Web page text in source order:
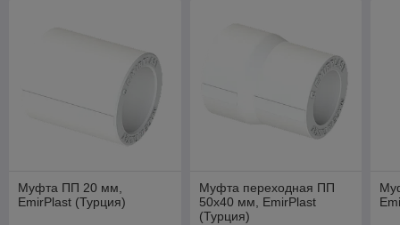
Муфта ПП 20 мм,
EmirPlast (Турция)
Муфта переходная ПП
50х40 мм, EmirPlast
(Турция)